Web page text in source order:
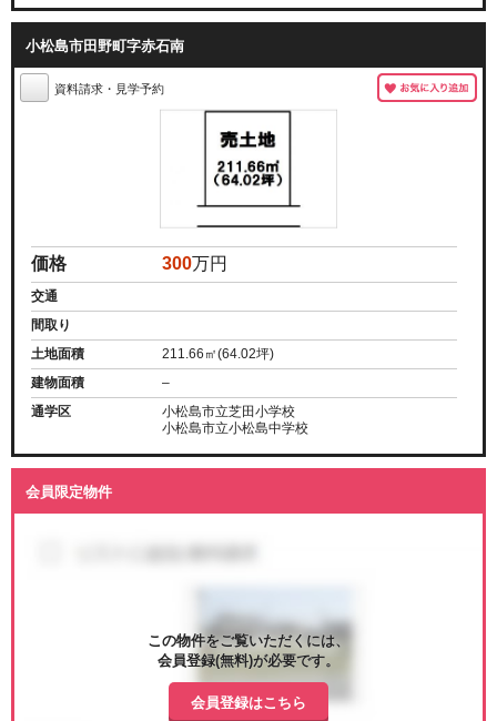
小松島市田野町字赤石南
資料請求・見学予約
価格 300万円
交通
間取り
土地面積
211.66㎡(64.02坪)
建物面積
–
通学区
小松島市立芝田小学校
小松島市立小松島中学校
会員限定物件
この物件をご覧いただくには、
会員登録(無料)が必要です。
会員登録はこちら